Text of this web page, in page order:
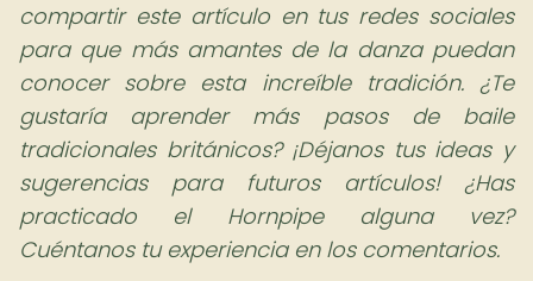
compartir este artículo en tus redes sociales
para que más amantes de la danza puedan
conocer sobre esta increíble tradición. ¿Te
gustaría aprender más pasos de baile
tradicionales británicos? ¡Déjanos tus ideas y
sugerencias para futuros artículos! ¿Has
practicado el Hornpipe alguna vez?
Cuéntanos tu experiencia en los comentarios.